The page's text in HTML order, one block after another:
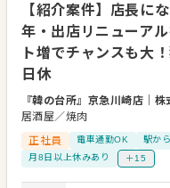
【紹介案件】店長に
年・出店リニューア
ト増でチャンスも大
日休
『韓の台所』京急川崎店
株
居酒屋／焼肉
正社員
電車通勤OK 駅か
月8日以上休みあり
＋15